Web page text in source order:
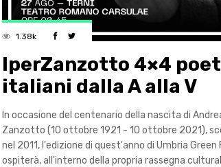
1.38k
IperZanzotto 4×4
italiani dalla A alla V
In occasione del centenario della nascita di
Zanzotto (10 ottobre 1921 - 10 ottobre 2021),
nel 2011, l'edizione di quest'anno di Umbria Green
ospiterà, all'interno della propria rassegna